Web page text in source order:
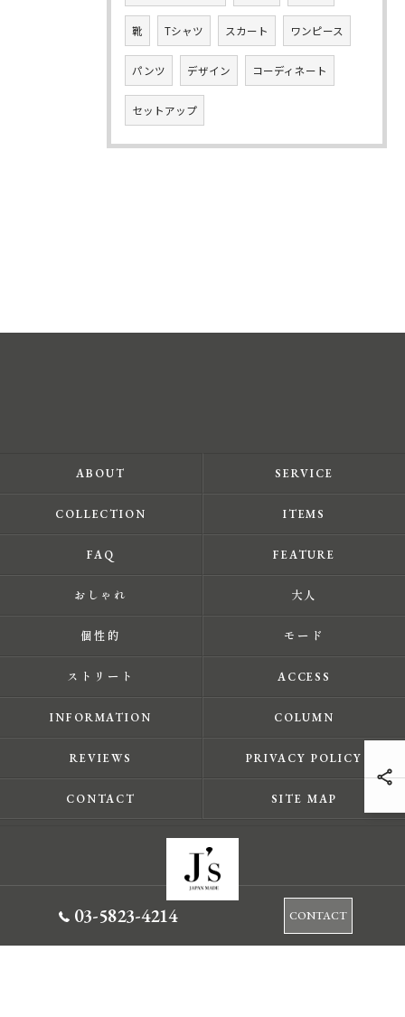
靴 Tシャツ スカート ワンピース
パンツ デザイン コーディネート
セットアップ
03-5823-4214 CONTACT
ABOUT SERVICE
COLLECTION ITEMS
FAQ FEATURE
おしゃれ 大人
個性的 モード
ストリート ACCESS
INFORMATION COLUMN
REVIEWS PRIVACY POLICY
CONTACT SITE MAP
© 2026 東京都蔵前のセレクトショップならJ's ALL RIGHTS RESERVED.